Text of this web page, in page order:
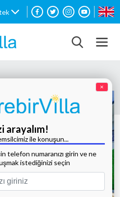
×
arayalım!
ile konuşun...
telefon numaranızı girin ve ne
istediğinizi seçin